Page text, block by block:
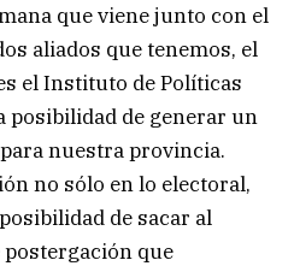
que viene junto con el
aliados que tenemos, el
el Instituto de Políticas
posibilidad de generar un
nuestra provincia.
no sólo en lo electoral,
de sacar al
postergación que